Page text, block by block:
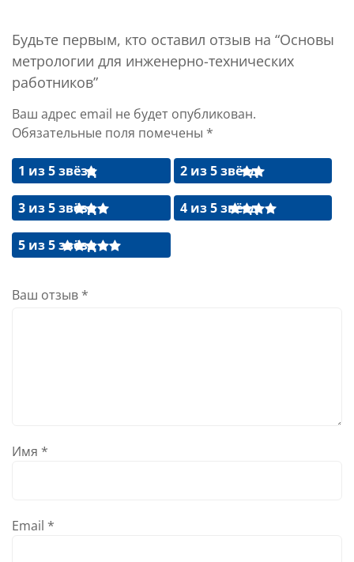
Будьте первым, кто оставил отзыв на “Основы
метрологии для инженерно-технических
работников”
Ваш адрес email не будет опубликован.
Обязательные поля помечены *
1 из 5 звёзд 2 из 5 звёзд
3 из 5 звёзд 4 из 5 звёзд
5 из 5 звёзд
Ваш отзыв *
Имя *
Email *